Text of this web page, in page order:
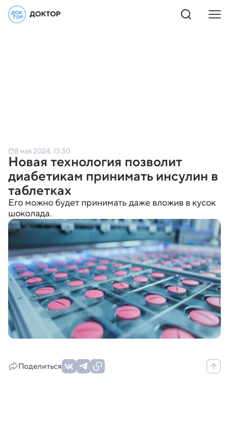
8 мая 2024, 13:30
Новая технология позволит
диабетикам принимать инсулин в
таблетках
Его можно будет принимать даже вложив в кусок
шоколада.
Поделиться